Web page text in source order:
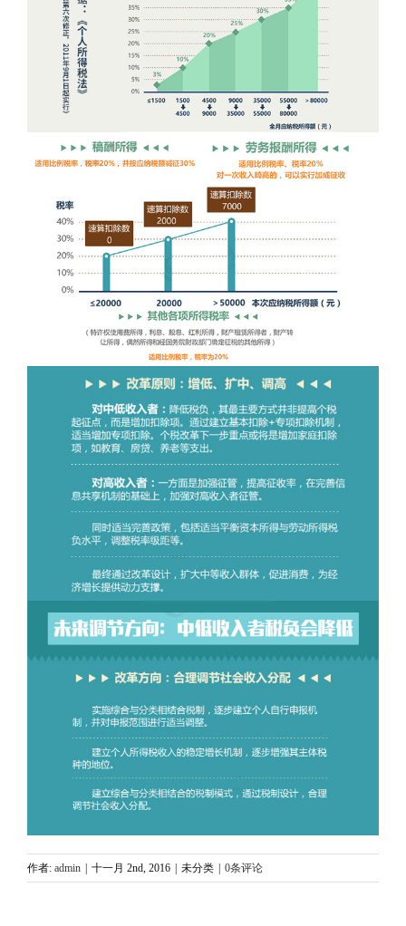
作者: admin | 十一月 2nd, 2016 | 未分类 | 0条评论